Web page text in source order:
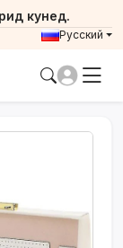
кунед.
Русский